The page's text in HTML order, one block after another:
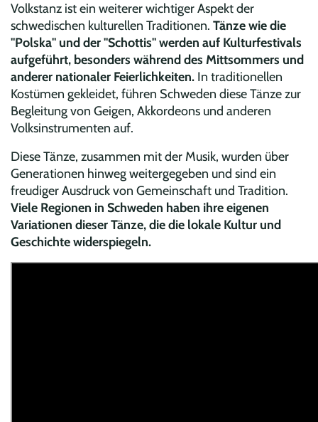
Volkstanz ist ein weiterer wichtiger Aspekt der
schwedischen kulturellen Traditionen. Tänze wie die
"Polska" und der "Schottis" werden auf Kulturfestivals
aufgeführt, besonders während des Mittsommers und
anderer nationaler Feierlichkeiten. In traditionellen
Kostümen gekleidet, führen Schweden diese Tänze zur
Begleitung von Geigen, Akkordeons und anderen
Volksinstrumenten auf.
Diese Tänze, zusammen mit der Musik, wurden über
Generationen hinweg weitergegeben und sind ein
freudiger Ausdruck von Gemeinschaft und Tradition.
Viele Regionen in Schweden haben ihre eigenen
Variationen dieser Tänze, die die lokale Kultur und
Geschichte widerspiegeln.